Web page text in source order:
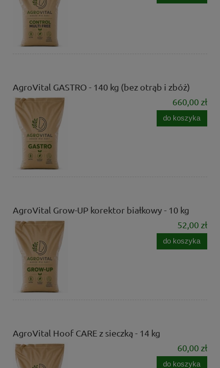
AgroVital GASTRO - 140 kg (bez otrąb i zbóż)
660,00 zł
do koszyka
AgroVital Grow-UP korektor białkowy - 10 kg
52,00 zł
do koszyka
AgroVital Hoof CARE z sieczką - 14 kg
60,00 zł
do koszyka